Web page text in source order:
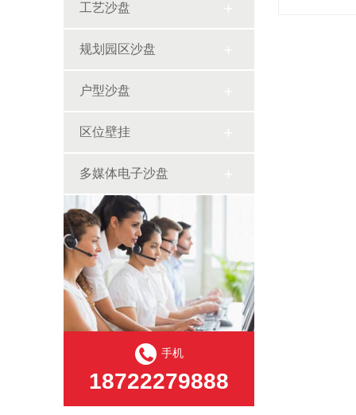
工艺沙盘
规划园区沙盘
户型沙盘
区位壁挂
多媒体电子沙盘
手机
18722279888